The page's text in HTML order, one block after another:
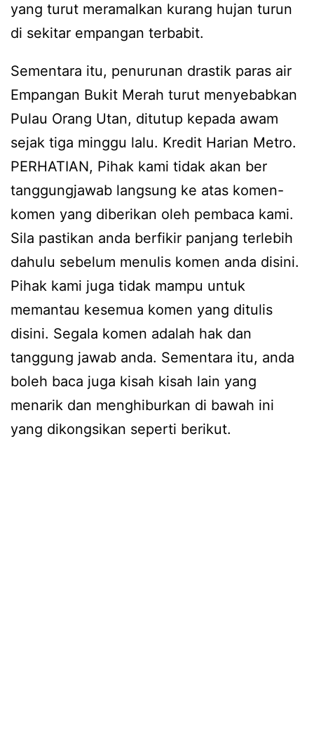
yang turut meramalkan kurang hujan turun
di sekitar empangan terbabit.
Sementara itu, penurunan drastik paras air
Empangan Bukit Merah turut menyebabkan
Pulau Orang Utan, ditutup kepada awam
sejak tiga minggu lalu. Kredit Harian Metro.
PERHATIAN, Pihak kami tidak akan ber
tanggungjawab langsung ke atas komen-
komen yang diberikan oleh pembaca kami.
Sila pastikan anda berfikir panjang terlebih
dahulu sebelum menulis komen anda disini.
Pihak kami juga tidak mampu untuk
memantau kesemua komen yang ditulis
disini. Segala komen adalah hak dan
tanggung jawab anda. Sementara itu, anda
boleh baca juga kisah kisah lain yang
menarik dan menghiburkan di bawah ini
yang dikongsikan seperti berikut.